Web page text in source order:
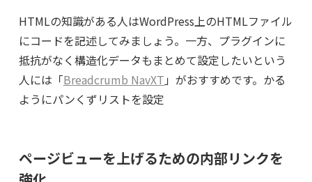
HTMLの知識がある人はWordPress上のHTMLファイル
にコードを記述してみましょう。一方、プラグインに
抵抗がなく構造化データもまとめて設定したいという
人には「Breadcrumb NavXT 」がおすすめです。かる
ようにパンくずリストを設定
ページビューを上げるための内部リンクを